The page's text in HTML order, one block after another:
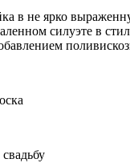
в не ярко
силуэте в